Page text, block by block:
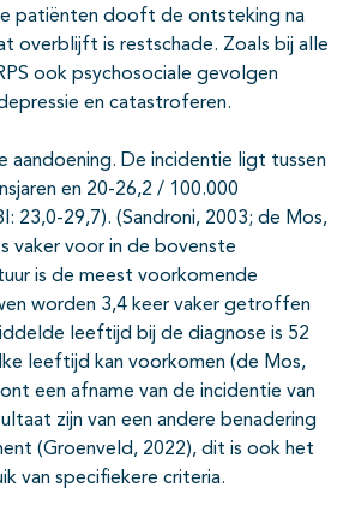
patiënten dooft de ontsteking na
overblijft is restschade. Zoals bij alle
ook psychosociale gevolgen
en catastroferen.
aandoening. De incidentie ligt tussen
en 20-26,2 / 100.000
23,0-29,7). (Sandroni, 2003; de Mos,
vaker voor in de bovenste
is de meest voorkomende
worden 3,4 keer vaker getroffen
leeftijd bij de diagnose is 52
leeftijd kan voorkomen (de Mos,
een afname van de incidentie van
zijn van een andere benadering
(Groenveld, 2022), dit is ook het
van specifiekere criteria.